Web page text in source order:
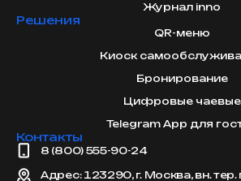
Журнал inno
Решения
QR-меню
Киоск
Бронирование
Цифровые чаевые
Telegram App для
Контакты
8 (800) 555-90-24
Адрес: 123290, г. Москва, вн. тер.